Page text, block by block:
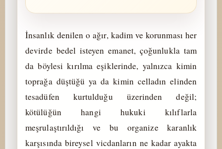
İnsanlık denilen o ağır, kadim ve korunması her
devirde bedel isteyen emanet, çoğunlukla tam
da böylesi kırılma eşiklerinde, yalnızca kimin
toprağa düştüğü ya da kimin celladın elinden
tesadüfen kurtulduğu üzerinden değil;
kötülüğün hangi hukuki kılıflarla
meşrulaştırıldığı ve bu organize karanlık
karşısında bireysel vicdanların ne kadar ayakta